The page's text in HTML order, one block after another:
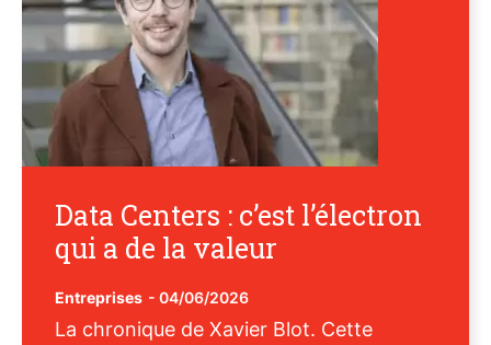
Data Centers : c’est l’électron
qui a de la valeur
Entreprises - 04/06/2026
La chronique de Xavier Blot. Cette